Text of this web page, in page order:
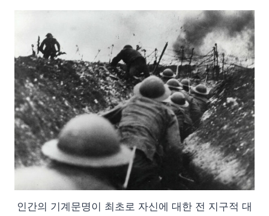
인간의 기계문명이 최초로 자신에 대한 전 지구적 대